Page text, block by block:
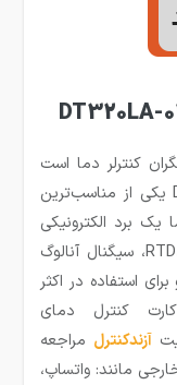
کنترلر دما است
که کارت کنترل دمای دلتا DT320LA-0200 یکی از مناسب‌ترین
یک برد الکترونیکی
است که بر روی خود 1 ورودی ترموکوپل،RTD، سیگنال آنالوگ
بوده و برای استفاده در اکثر
کنترل دمای
آزندکنترل مراجعه
مانند: واتساپ،